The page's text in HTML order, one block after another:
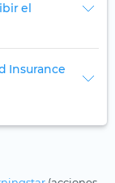
el
Insurance